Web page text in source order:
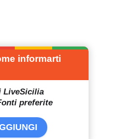
informarti
LiveSicilia
preferite